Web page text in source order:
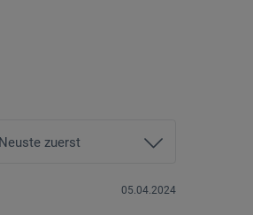
05.04.2024